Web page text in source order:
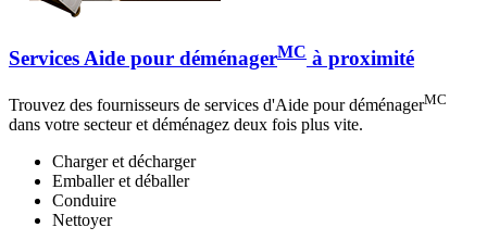
Services Aide pour déménagerMC à proximité
Trouvez des fournisseurs de services d'Aide pour déménagerMC
dans votre secteur et déménagez deux fois plus vite.
Charger et décharger
Emballer et déballer
Conduire
Nettoyer